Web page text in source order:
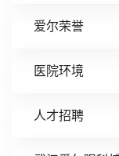
爱尔荣誉
医院环境
人才招聘